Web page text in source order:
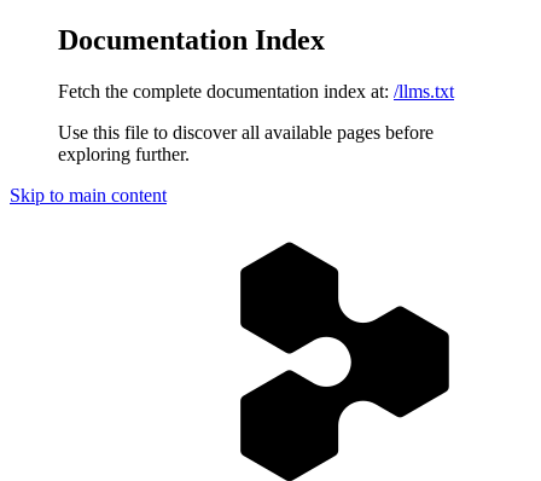
Documentation Index
Fetch the complete documentation index at: /llms.txt
Use this file to discover all available pages before
exploring further.
Skip to main content